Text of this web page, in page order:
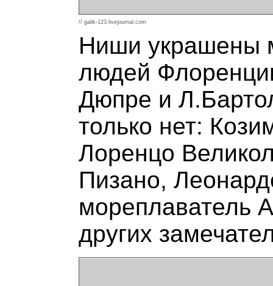
// galik-123.livejournal.com
Ниши украшены
людей
Дюпре и
только нет:
Лоренцо
Пизано,
мореплаватель
других